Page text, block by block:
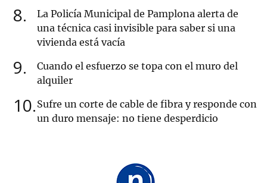
8
La Policía Municipal de Pamplona alerta de
una técnica casi invisible para saber si una
vivienda está vacía
9
Cuando el esfuerzo se topa con el muro del
alquiler
10 Sufre un corte de cable de fibra y responde con
un duro mensaje: no tiene desperdicio